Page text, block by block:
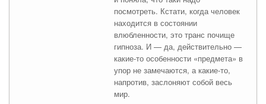
посмотреть. Кстати, когда человек
находится в состоянии
влюбленности, это транс почище
гипноза. И — да, действительно —
какие-то особенности «предмета» в
упор не замечаются, а какие-то,
напротив, заслоняют собой весь
мир.